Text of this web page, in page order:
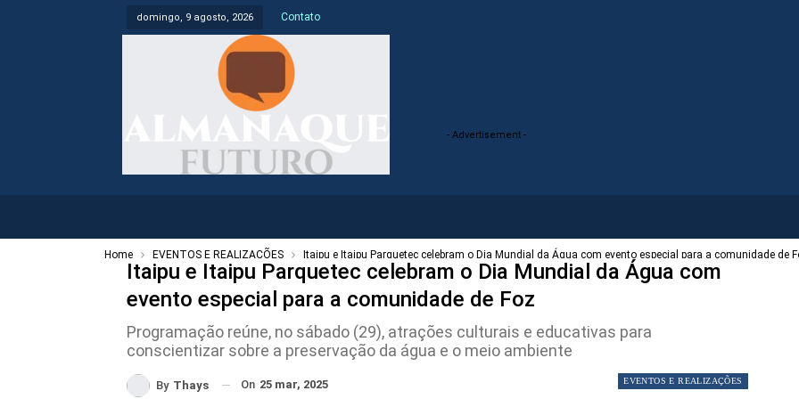
domingo, 9 agosto, 2026 Contato
- Advertisement -
Home EVENTOS E REALIZAÇÕES Itaipu e Itaipu Parquetec celebram o Dia Mundial da Água com evento especial para a comunidade de
Itaipu e Itaipu Parquetec celebram o Dia Mundial da Água com
evento especial para a comunidade de Foz
Programação reúne, no sábado (29), atrações culturais e educativas para
conscientizar sobre a preservação da água e o meio ambiente
EVENTOS E REALIZAÇÕES
By Thays On 25 mar, 2025